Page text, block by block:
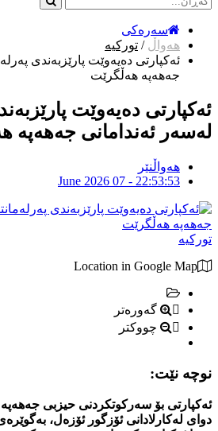
سەرەکی
هەواڵ / تورکیە
ئەکپارتی دەیەوێت پارێزبەندی
جەهەپە هەڵگرێت
ئەکپارتی دەیەوێت
لەسەر ئەندامانی جەهەپە
هەواڵنێر
June 2026 07 - 22:53:53
تورکیە
Location in Google Map
گەورەتر
چووکتر
نوچە نێت:
ئەکپارتی بۆ سەرکوتکردنی حیزبی
دوای لەکارلادانی ئۆزگور ئۆزەل،